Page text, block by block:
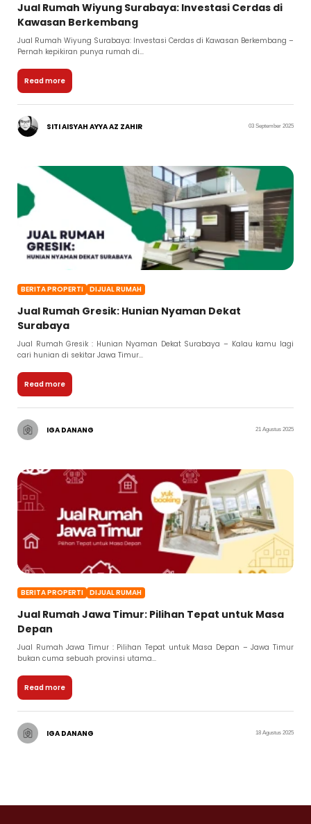
Jual Rumah Wiyung Surabaya: Investasi Cerdas di
Kawasan Berkembang
Jual Rumah Wiyung Surabaya: Investasi Cerdas di Kawasan Berkembang –
Pernah kepikiran punya rumah di...
Read more
SITI AISYAH AYYA AZ ZAHIR 03 September 2025
BERITA PROPERTI DIJUAL RUMAH
Jual Rumah Gresik: Hunian Nyaman Dekat
Surabaya
Jual Rumah Gresik : Hunian Nyaman Dekat Surabaya – Kalau kamu lagi
cari hunian di sekitar Jawa Timur...
Read more
IGA DANANG 21 Agustus 2025
BERITA PROPERTI DIJUAL RUMAH
Jual Rumah Jawa Timur: Pilihan Tepat untuk Masa
Depan
Jual Rumah Jawa Timur : Pilihan Tepat untuk Masa Depan – Jawa Timur
bukan cuma sebuah provinsi utama...
Read more
IGA DANANG 18 Agustus 2025